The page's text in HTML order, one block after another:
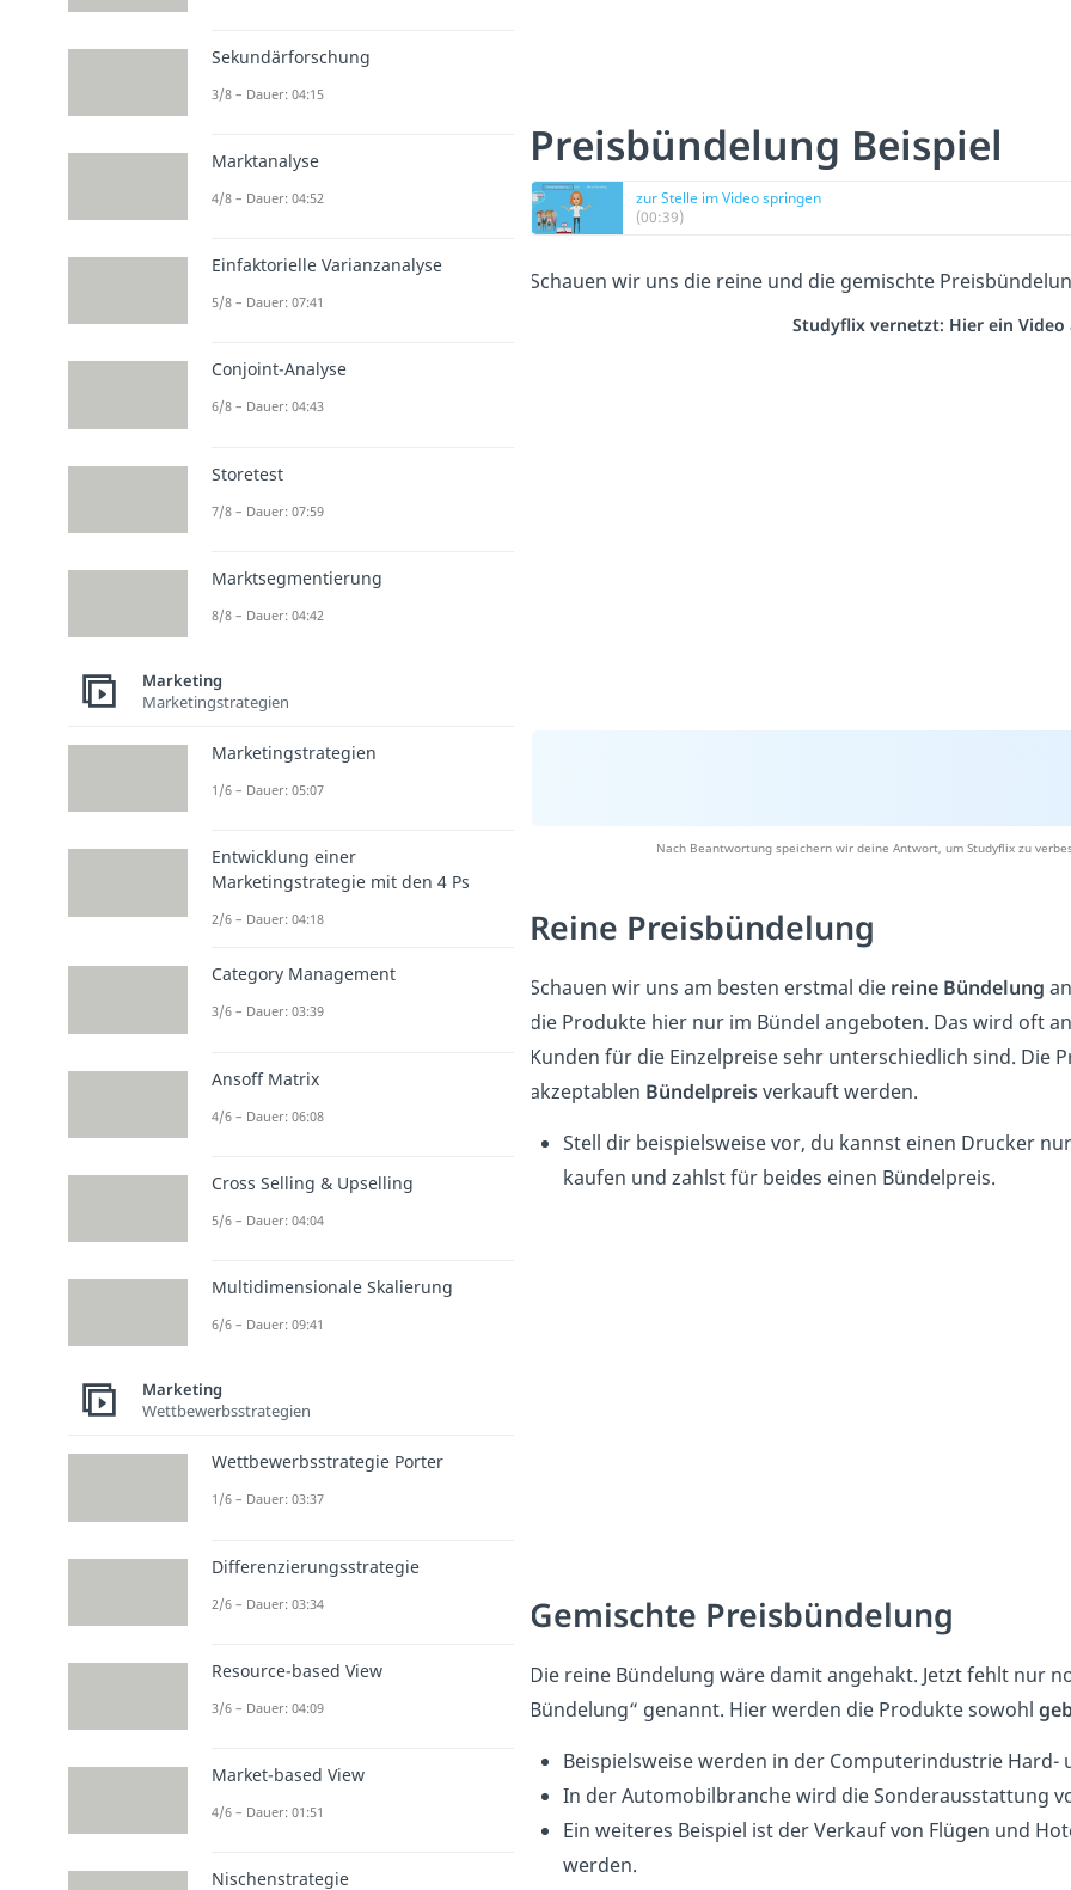
Preisbündelung Beispiel
zur Stelle im Video springen
(00:39)
Schauen wir uns die reine und die gemischte
Studyflix vernetzt: Hier ein Video
Nach Beantwortung speichern wir deine Antwort, um Studyflix zu
Reine Preisbündelung
Schauen wir uns am besten erstmal die reine Bündelung
die Produkte hier nur im Bündel angeboten. Das wird oft
Kunden für die Einzelpreise sehr unterschiedlich sind. Die
akzeptablen Bündelpreisverkauft werden.
Stell dir beispielsweise vor, du kannst einen Drucker
kaufen und zahlst für beides einen Bündelpreis.
Gemischte Preisbündelung
Die reine Bündelung wäre damit angehakt. Jetzt fehlt nur
Bündelung“ genannt. Hier werden die Produkte sowohl
Beispielsweise werden in der Computerindustrie
In der Automobilbranche wird die Sonderausstattung
Ein weiteres Beispiel ist der Verkauf von Flügen und
werden.
Sekundärforschung
3/8 – Dauer: 04:15
Marktanalyse
4/8 – Dauer: 04:52
Einfaktorielle Varianzanalyse
5/8 – Dauer: 07:41
Conjoint-Analyse
6/8 – Dauer: 04:43
Storetest
7/8 – Dauer: 07:59
Marktsegmentierung
8/8 – Dauer: 04:42
Marketing
Marketingstrategien
Marketingstrategien
1/6 – Dauer: 05:07
Entwicklung einer
Marketingstrategie mit den 4 Ps
2/6 – Dauer: 04:18
Category Management
3/6 – Dauer: 03:39
Ansoff Matrix
4/6 – Dauer: 06:08
Cross Selling & Upselling
5/6 – Dauer: 04:04
Multidimensionale Skalierung
6/6 – Dauer: 09:41
Marketing
Wettbewerbsstrategien
Wettbewerbsstrategie Porter
1/6 – Dauer: 03:37
Differenzierungsstrategie
2/6 – Dauer: 03:34
Resource-based View
3/6 – Dauer: 04:09
Market-based View
4/6 – Dauer: 01:51
Nischenstrategie